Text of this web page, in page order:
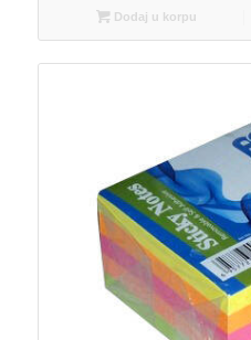
Dodaj u korpu